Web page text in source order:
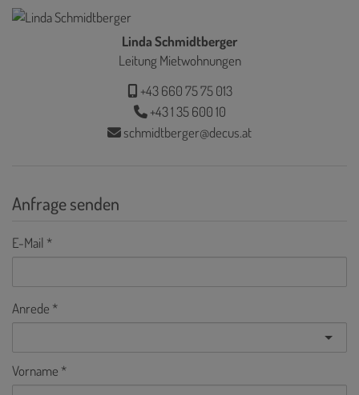
Linda Schmidtberger
Leitung Mietwohnungen
+43 660 75 75 013
+43 1 35 600 10
schmidtberger@decus.at
Anfrage senden
E-Mail
Anrede
Vorname